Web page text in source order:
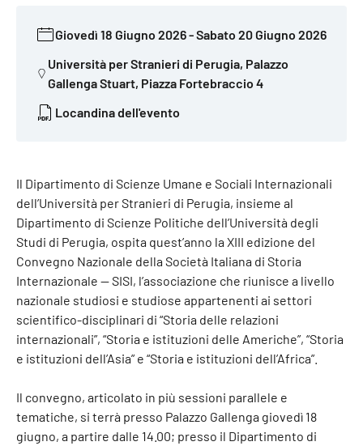
Giovedì 18 Giugno 2026-Sabato 20 Giugno 2026
Università per Stranieri di Perugia, Palazzo
Gallenga Stuart, Piazza Fortebraccio 4
Locandina dell'evento
Il Dipartimento di Scienze Umane e Sociali Internazionali
dell’Università per Stranieri di Perugia, insieme al
Dipartimento di Scienze Politiche dell’Università degli
Studi di Perugia, ospita quest’anno la XIII edizione del
Convegno Nazionale della Società Italiana di Storia
Internazionale — SISI, l’associazione che riunisce a livello
nazionale studiosi e studiose appartenenti ai settori
scientifico-disciplinari di “Storia delle relazioni
internazionali”, “Storia e istituzioni delle Americhe”, “Storia
e istituzioni dell’Asia” e “Storia e istituzioni dell’Africa”.
Il convegno, articolato in più sessioni parallele e
tematiche, si terrà presso Palazzo Gallenga giovedì 18
giugno, a partire dalle 14.00; presso il Dipartimento di